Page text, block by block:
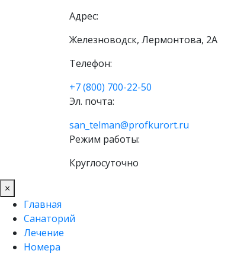
Адрес:
Железноводск, Лермонтова, 2А
Телефон:
+7 (800) 700-22-50
Эл. почта:
san_telman@profkurort.ru
Режим работы:
Круглосуточно
×
Главная
Санаторий
Лечение
Номера